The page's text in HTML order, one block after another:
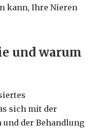
kann, Ihre Nieren
und warum
sich mit der
der Behandlung